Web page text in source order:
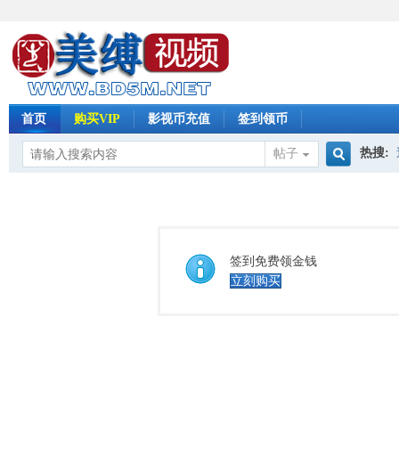
首页 购买VIP 影视币充值 签到领币
帖子 热搜:
签到免费领金钱
立刻购买